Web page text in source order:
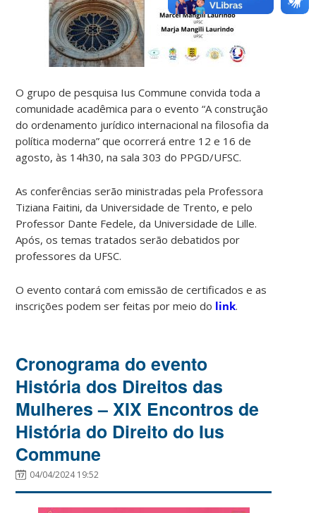
O grupo de pesquisa Ius Commune convida toda a
comunidade acadêmica para o evento “A construção
do ordenamento jurídico internacional na filosofia da
política moderna” que ocorrerá entre 12 e 16 de
agosto, às 14h30, na sala 303 do PPGD/UFSC.
As conferências serão ministradas pela Professora
Tiziana Faitini, da Universidade de Trento, e pelo
Professor Dante Fedele, da Universidade de Lille.
Após, os temas tratados serão debatidos por
professores da UFSC.
O evento contará com emissão de certificados e as
inscrições podem ser feitas por meio do link.
Cronograma do evento
História dos Direitos das
Mulheres – XIX Encontros de
História do Direito do Ius
Commune
04/04/2024 19:52